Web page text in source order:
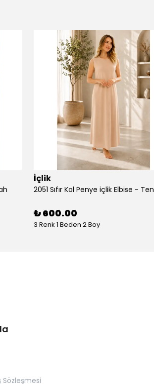
İçlik
2051 Sıfır Kol Penye içlik Elbise - Ten
₺ 600.00
3 Renk 1 Beden 2 Boy
Sözleşmesi